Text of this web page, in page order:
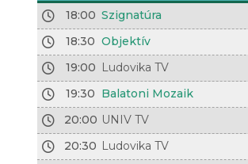
18:00 Szignatúra
18:30 Objektív
19:00 Ludovika TV
19:30 Balatoni Mozaik
20:00 UNIV TV
20:30 Ludovika TV